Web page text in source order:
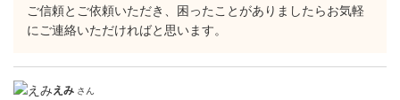
ご信頼とご依頼いただき、困ったことがありましたらお気軽
にご連絡いただければと思います。
えみ さん